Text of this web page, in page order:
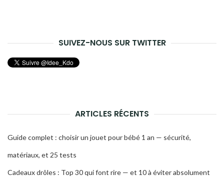
SUIVEZ-NOUS SUR TWITTER
ARTICLES RÉCENTS
Guide complet : choisir un jouet pour bébé 1 an — sécurité,
matériaux, et 25 tests
Cadeaux drôles : Top 30 qui font rire — et 10 à éviter absolument